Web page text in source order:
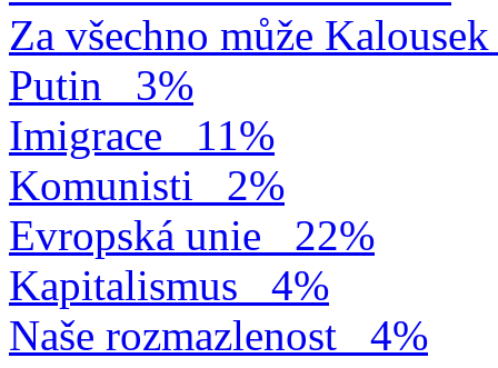
Za všechno může Kalousek
Putin
3%
Imigrace
11%
Komunisti
2%
Evropská unie
22%
Kapitalismus
4%
Naše rozmazlenost
4%